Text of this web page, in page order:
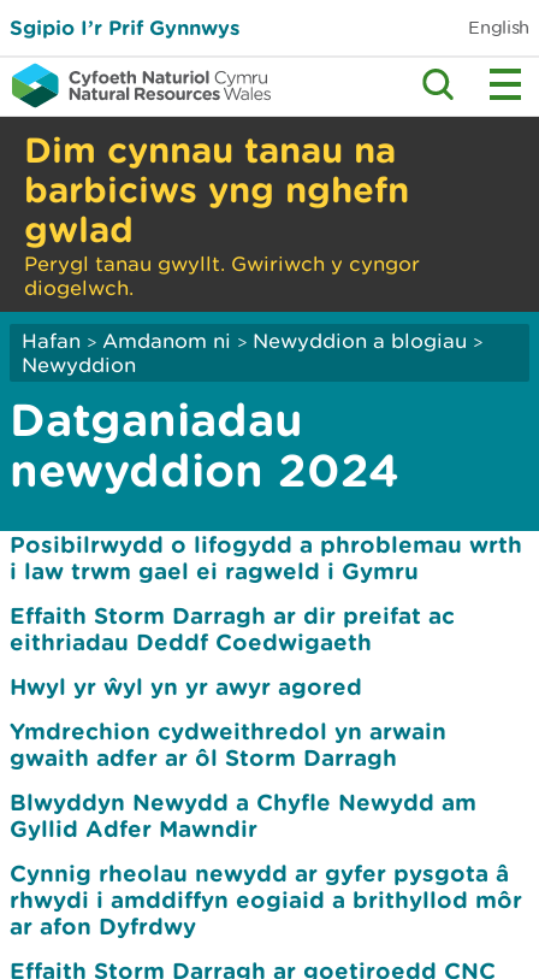
Sgipio I’r Prif Gynnwys English
Dim cynnau tanau na
barbiciws yng nghefn
gwlad
Perygl tanau gwyllt. Gwiriwch y cyngor
diogelwch.
Hafan > Amdanom ni > Newyddion a blogiau >
Newyddion
Datganiadau
newyddion 2024
Posibilrwydd o lifogydd a phroblemau wrth
i law trwm gael ei ragweld i Gymru
Effaith Storm Darragh ar dir preifat ac
eithriadau Deddf Coedwigaeth
Hwyl yr ŵyl yn yr awyr agored
Ymdrechion cydweithredol yn arwain
gwaith adfer ar ôl Storm Darragh
Blwyddyn Newydd a Chyfle Newydd am
Gyllid Adfer Mawndir
Cynnig rheolau newydd ar gyfer pysgota â
rhwydi i amddiffyn eogiaid a brithyllod môr
ar afon Dyfrdwy
Effaith Storm Darragh ar goetiroedd CNC